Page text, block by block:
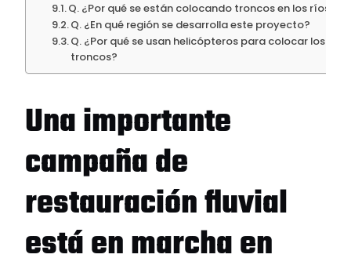
Q. ¿Por qué se están colocando troncos en los ríos?
Q. ¿En qué región se desarrolla este proyecto?
Q. ¿Por qué se usan helicópteros para colocar los
troncos?
Una importante
campaña de
restauración fluvial
está en marcha en